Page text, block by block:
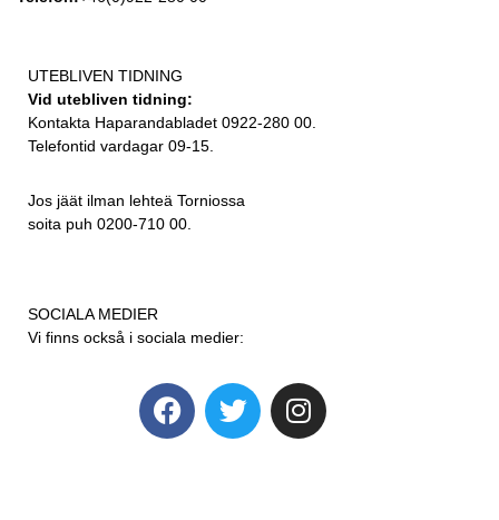
UTEBLIVEN TIDNING
Vid utebliven tidning:
Kontakta Haparandabladet 0922-280 00.
Telefontid vardagar 09-15.
Jos jäät ilman lehteä Torniossa
soita puh 0200-710 00.
SOCIALA MEDIER
Vi finns också i sociala medier: